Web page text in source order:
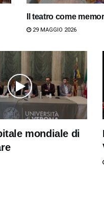
Il teatro come
29 MAGGIO 2026
mondiale di